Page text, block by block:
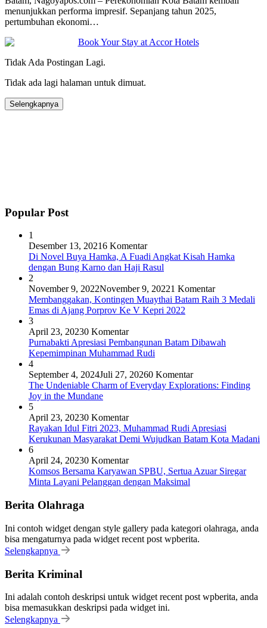
menunjukkan performa impresif. Sepanjang tahun 2025,
pertumbuhan ekonomi…
Tidak Ada Postingan Lagi.
Tidak ada lagi halaman untuk dimuat.
Selengkapnya
Popular Post
1
Desember 13, 20216 Komentar
Di Novel Buya Hamka, A Fuadi Angkat Kisah Hamka
dengan Bung Karno dan Haji Rasul
2
November 9, 2022November 9, 20221 Komentar
Membanggakan, Kontingen Muaythai Batam Raih 3 Medali
Emas di Ajang Porprov Ke V Kepri 2022
3
April 23, 20230 Komentar
Purnabakti Apresiasi Pembangunan Batam Dibawah
Kepemimpinan Muhammad Rudi
4
September 4, 2024Juli 27, 20260 Komentar
The Undeniable Charm of Everyday Explorations: Finding
Joy in the Mundane
5
April 23, 20230 Komentar
Rayakan Idul Fitri 2023, Muhammad Rudi Apresiasi
Kerukunan Masyarakat Demi Wujudkan Batam Kota Madani
6
April 24, 20230 Komentar
Komsos Bersama Karyawan SPBU, Sertua Azuar Siregar
Minta Layani Pelanggan dengan Maksimal
Berita Olahraga
Ini contoh widget dengan style gallery pada kategori olahraga, anda
bisa mengaturnya pada widget recent post wpberita.
Selengkapnya
Berita Kriminal
Ini adalah contoh deskripsi untuk widget recent post wpberita, anda
bisa memasukkan deskripsi pada widget ini.
Selengkapnya